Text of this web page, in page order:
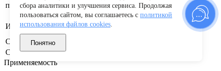
производителя
Изготовитель
Автозавод Санкт-Петербург, ООО,
Страна бренда
Страна производства
Применяемость
сбора аналитики и улучшения сервиса. Продолжая
пользоваться сайтом, вы соглашаетесь с политикой
использования файлов cookies.
Понятно